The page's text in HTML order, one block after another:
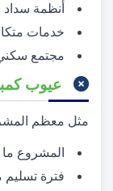
أنظمة
خدمات
مجتمع
عيوب
مثل معظم
المشروع
فترة تسليم